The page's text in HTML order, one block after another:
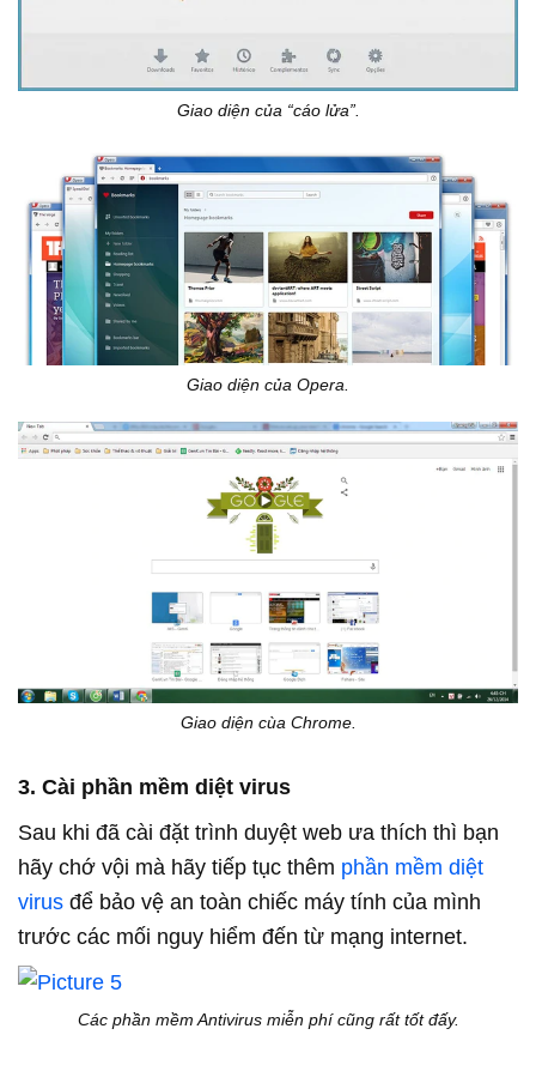
Giao diện của “cáo lửa”.
Giao diện của Opera.
Giao diện cùa Chrome.
3. Cài phần mềm diệt virus
Sau khi đã cài đặt trình duyệt web ưa thích thì bạn
hãy chớ vội mà hãy tiếp tục thêm phần mềm diệt
virus để bảo vệ an toàn chiếc máy tính của mình
trước các mối nguy hiểm đến từ mạng internet.
Các phần mềm Antivirus miễn phí cũng rất tốt đấy.